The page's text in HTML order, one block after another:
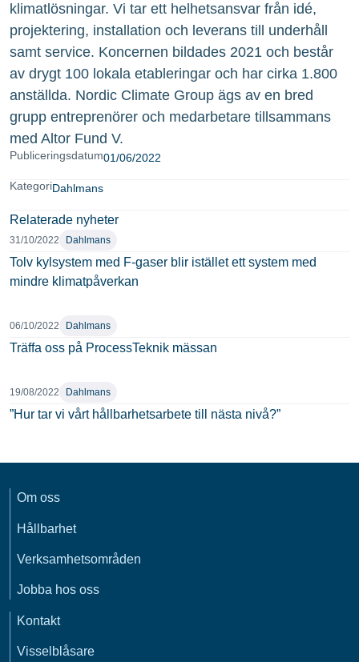
Publiceringsdatum01/06/2022
KategoriDahlmans
Relaterade nyheter
31/10/2022 Dahlmans
Tolv kylsystem med F-gaser blir istället ett system med
mindre klimatpåverkan
06/10/2022 Dahlmans
Träffa oss på ProcessTeknik mässan
19/08/2022 Dahlmans
”Hur tar vi vårt hållbarhetsarbete till nästa nivå?”
klimatlösningar. Vi tar ett helhetsansvar från idé,
projektering, installation och leverans till underhåll
samt service. Koncernen bildades 2021 och består
av drygt 100 lokala etableringar och har cirka 1.800
anställda. Nordic Climate Group ägs av en bred
grupp entreprenörer och medarbetare tillsammans
med Altor Fund V.
Om oss
Hållbarhet
Verksamhetsområden
Jobba hos oss
Kontakt
Visselblåsare